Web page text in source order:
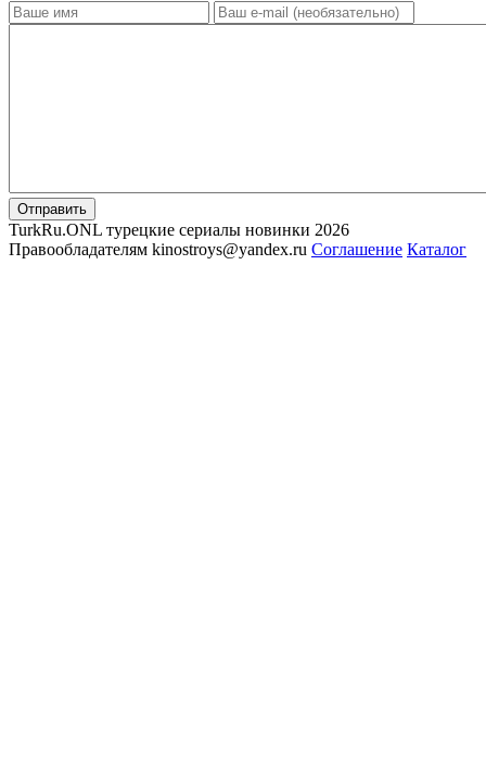
Отправить
TurkRu.ONL турецкие сериалы новинки 2026
Правообладателям kinostroys@yandex.ru Соглашение Каталог